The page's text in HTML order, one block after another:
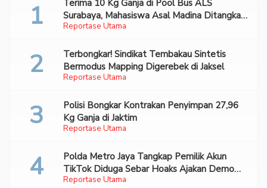
Reportase Utama
Terima 10 Kg Ganja di Pool Bus ALS
Surabaya, Mahasiswa Asal Madina Ditangkap
Bareskrim
Reportase Utama
Terbongkar! Sindikat Tembakau Sintetis
Bermodus Mapping Digerebek di Jaksel
Reportase Utama
Polisi Bongkar Kontrakan Penyimpan 27,96
Kg Ganja di Jaktim
Reportase Utama
Polda Metro Jaya Tangkap Pemilik Akun
TikTok Diduga Sebar Hoaks Ajakan Demo
Turunkan Prabowo-Gibran